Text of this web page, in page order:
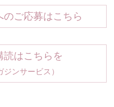
ご応募はこちら
読はこちらを
ンサービス）